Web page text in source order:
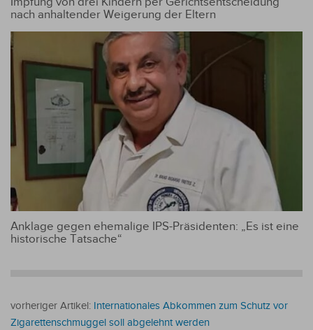
nach anhaltender Weigerung der Eltern
Anklage gegen ehemalige IPS-Präsidenten: „Es ist eine
historische Tatsache“
vorheriger Artikel: Internationales Abkommen zum Schutz vor
Zigarettenschmuggel soll abgelehnt werden